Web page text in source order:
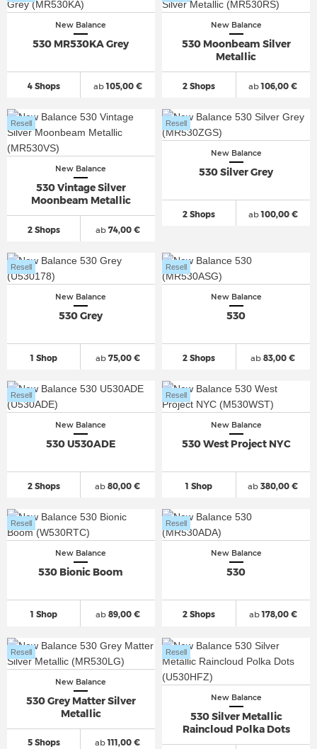
New Balance
530 MR530KA Grey
4 Shops ab105,00 €
New Balance
530 Moonbeam Silver
Metallic
2 Shops ab106,00 €
New Balance
530 Vintage Silver
Moonbeam Metallic
2 Shops
Resell
ab74,00 €
New Balance
530 Silver Grey
2 Shops
Resell
ab100,00 €
New Balance
530 Grey
1 Shop
Resell
ab75,00 €
New Balance
530
2 Shops
Resell
ab 83,00 €
New Balance
530 U530ADE
2 Shops
Resell
ab 80,00 €
New Balance
530 West Project NYC
1 Shop
Resell
ab 380,00 €
New Balance
530 Bionic Boom
1 Shop
Resell
ab89,00 €
New Balance
530
2 Shops
Resell
ab178,00 €
New Balance
530 Grey Matter Silver
Metallic
5 Shops
Resell
ab111,00 €
New Balance
530 Silver Metallic
Raincloud Polka Dots
Resell